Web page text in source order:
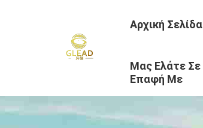
Αρχική Σελίδα
Μας Ελάτε Σε
Επαφή Με